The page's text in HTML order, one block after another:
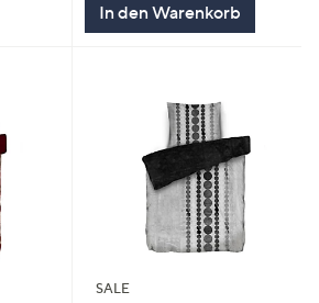
In den Warenkorb
SALE